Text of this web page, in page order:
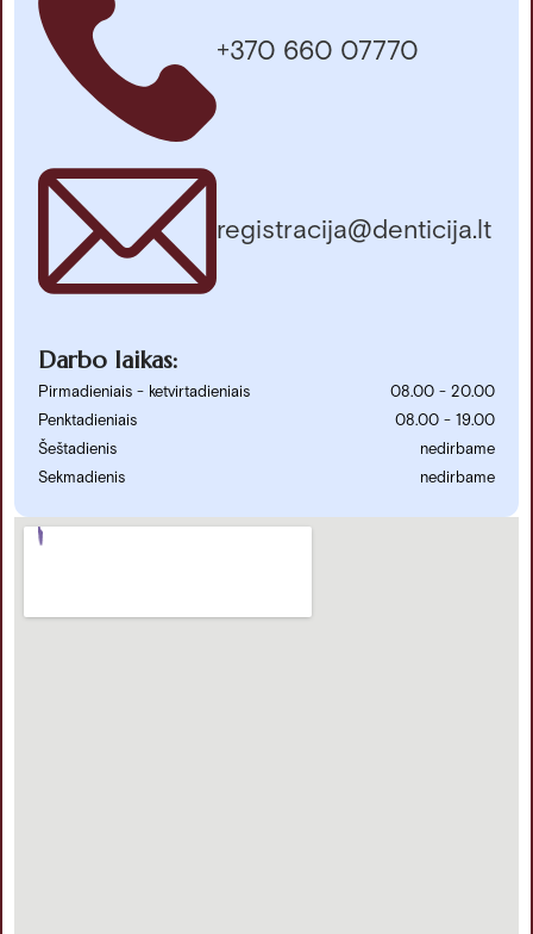
+370 660 07770
registracija@denticija.lt
Darbo laikas:
Pirmadieniais - ketvirtadieniais
08.00 - 20.00
Penktadieniais
08.00 - 19.00
Šeštadienis
nedirbame
Sekmadienis
nedirbame